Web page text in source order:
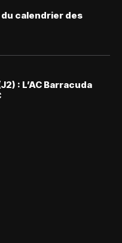
calendrier des